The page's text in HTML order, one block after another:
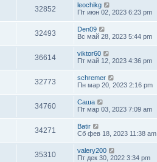
32852
leochikg
Пт июн 02, 2023 6:23 pm
32493
Den09
Вс май 28, 2023 5:44 pm
36614
viktor60
Пт май 12, 2023 4:36 pm
32773
schremer
Пн мар 20, 2023 2:16 pm
34760
Саша
Пт мар 03, 2023 7:09 am
34271
Batir
Сб фев 18, 2023 11:38 am
35310
valery200
Пт дек 30, 2022 3:34 pm